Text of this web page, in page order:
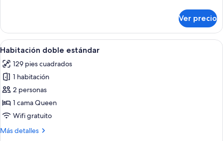
Single
Room
Ver precio
Abrir
todas
las
fotos
de
Habitación
doble
Un dormitorio con cama, una
1
Habitación doble estándar
129 pies cuadrados
1 habitación
2 personas
1 cama Queen
Wifi gratuito
Más detalles
Más